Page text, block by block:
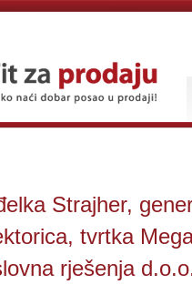
Strajher,
tvrtka
rješenja